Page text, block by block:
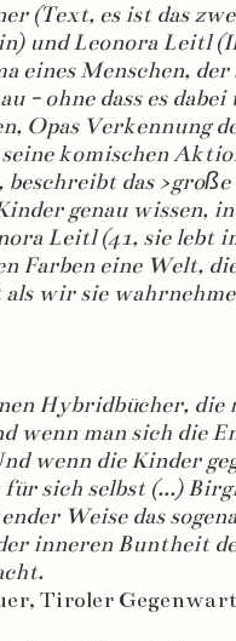
(Text, es ist das
und Leonora Leitl
eines Menschen,
- ohne dass es
Opas Verkennung
seine komischen
das >große
genau wissen,
Leitl (41, sie lebt
Farben eine Welt,
wir sie
Hybridbücher, die
wenn man sich die
wenn die Kinder
für sich selbst (...)
Weise das
inneren Buntheit
Tiroler